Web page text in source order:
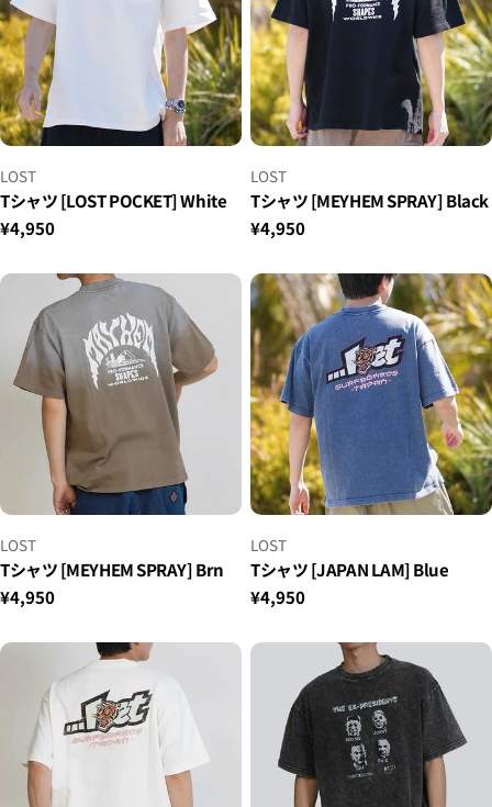
小
贩：
LOST
Tシャツ [LOST POCKET] White
正
价
¥4,950
小
贩：
LOST
Tシャツ [MEYHEM SPRAY] Black
正
价
格
¥4,950
小
贩：
LOST
Tシャツ [MEYHEM SPRAY] Brn
正
价
¥4,950
小
贩：
LOST
Tシャツ [JAPAN LAM] Blue
正
价
¥4,950